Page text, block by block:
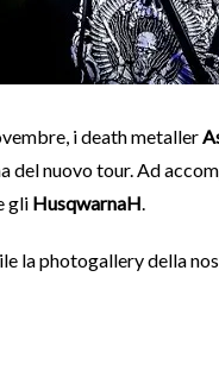
i death metaller
del nuovo tour. Ad
gli HusqwarnaH.
la photogallery della